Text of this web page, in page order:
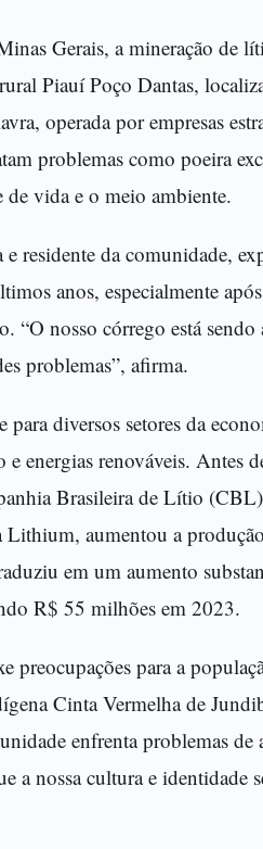
Gerais, a mineração de
Piauí Poço Dantas,
operada por empresas
problemas como poeira
vida e o meio ambiente.
residente da comunidade,
anos, especialmente
“O nosso córrego está sendo
problemas”, afirma.
diversos setores da
energias renováveis. Antes
Brasileira de Lítio
Lithium, aumentou a
em um aumento
R$ 55 milhões em 2023.
preocupações para a
Cinta Vermelha de
enfrenta problemas de
a nossa cultura e identidade